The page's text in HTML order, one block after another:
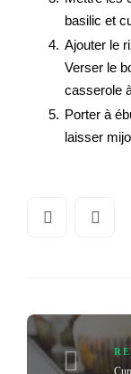
basilic et
Ajouter le
Verser le
casserole
Porter à
laisser